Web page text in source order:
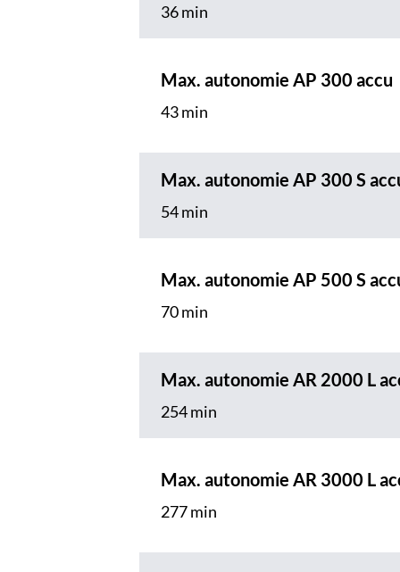
36 min
Max. autonomie AP 300 accu
43 min
Max. autonomie AP 300 S
54 min
Max. autonomie AP 500 S
70 min
Max. autonomie AR 2000 L
254 min
Max. autonomie AR 3000 L
277 min